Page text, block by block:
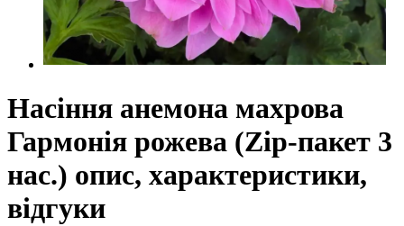
Насіння анемона махрова
Гармонія рожева (Zip-пакет 3
нас.) опис, характеристики,
відгуки